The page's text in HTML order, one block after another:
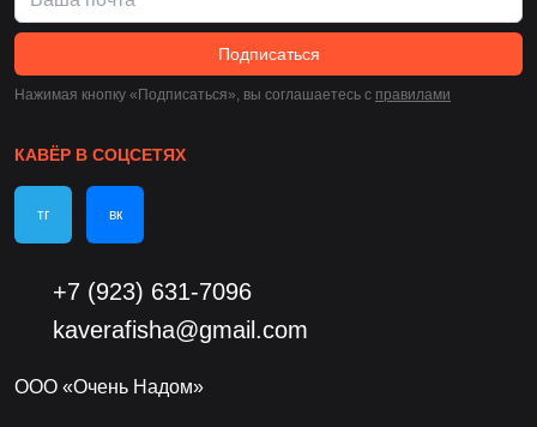
Подписаться
Нажимая кнопку «Подписаться», вы соглашаетесь c правилами
КАВЁР В СОЦСЕТЯХ
тг вк
+7 (923) 631-7096
kaverafisha@gmail.com
ООО «Очень Надом»